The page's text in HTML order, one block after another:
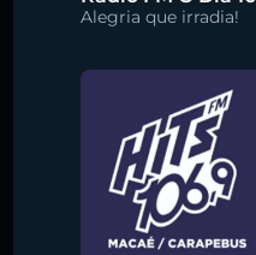
Alegria que irradia!